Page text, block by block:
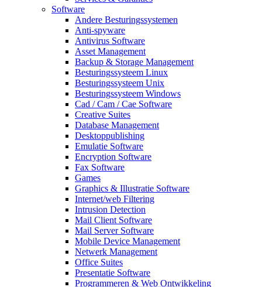
Software
Andere Besturingssystemen
Anti-spyware
Antivirus Software
Asset Management
Backup & Storage Management
Besturingssysteem Linux
Besturingssysteem Unix
Besturingssysteem Windows
Cad / Cam / Cae Software
Creative Suites
Database Management
Desktoppublishing
Emulatie Software
Encryption Software
Fax Software
Games
Graphics & Illustratie Software
Internet/web Filtering
Intrusion Detection
Mail Client Software
Mail Server Software
Mobile Device Management
Netwerk Management
Office Suites
Presentatie Software
Programmeren & Web Ontwikkeling